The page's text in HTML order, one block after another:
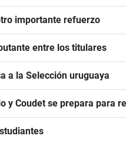
importante refuerzo
entre los titulares
a la Selección uruguaya
y Coudet se prepara para